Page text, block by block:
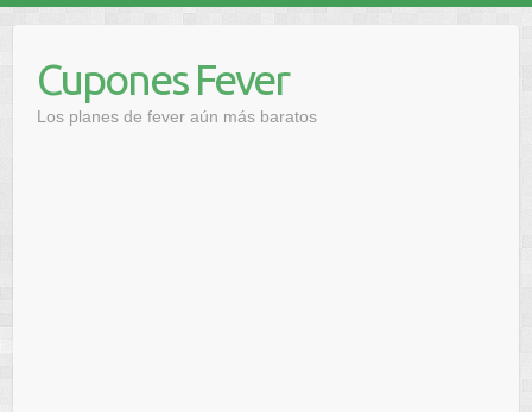
contenidoCupones Fever
Los planes de fever aún más baratos